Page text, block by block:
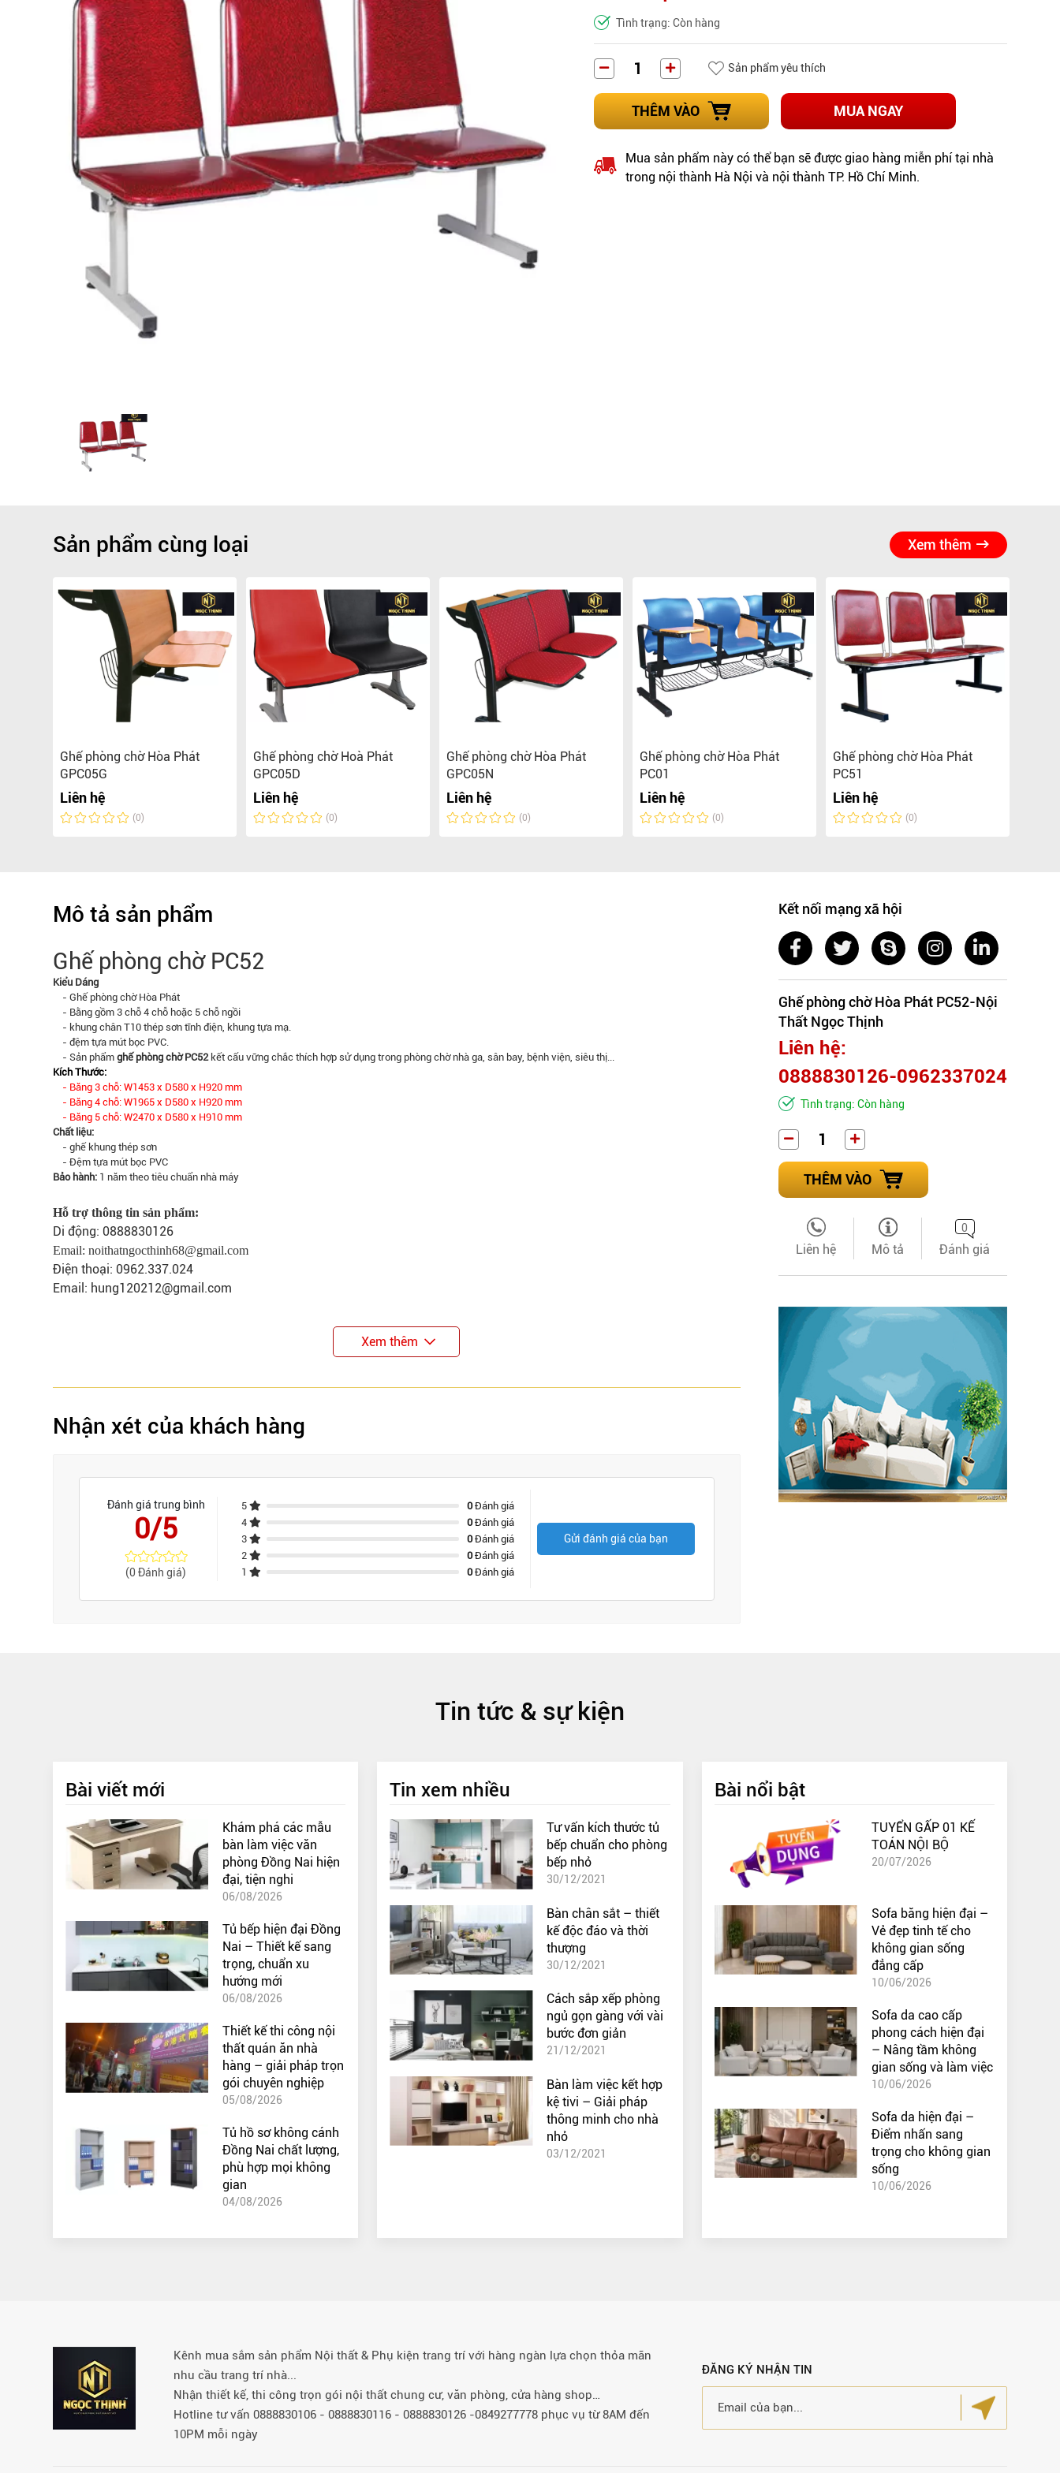
Bếp từ-Bếp hồng ngoại
Chậu rửa bát
Ray trượt – bản lề – tay nắm cửa
Phụ kiện tủ bếp dưới
Giá để bát đĩa đa năng
Giá để dao thớt
Kệ để chất tẩy rửa
Kệ gia vị
Kệ góc liên hoàn
Tình trạng: Còn hàng
Sản phẩm yêu thích
THÊM VÀO MUA NGAY
Mua sản phẩm này có thể bạn sẽ được giao hàng miễn phí tại nhà
trong nội thành Hà Nội và nội thành TP. Hồ Chí Minh.
Sản phẩm cùng loại Xem thêm
Ghế phòng chờ Hòa Phát
GPC05G
Liên hệ
(0)
Ghế phòng chờ Hoà Phát
GPC05D
Liên hệ
(0)
Ghế phòng chờ Hòa Phát
GPC05N
Liên hệ
(0)
Ghế phòng chờ Hòa Phát
PC01
Liên hệ
(0)
Ghế phòng chờ Hòa Phát
PC51
Liên hệ
(0)
Mô tả sản phẩm
Ghế phòng chờ PC52
Kiểu Dáng
- Ghế phòng chờ Hòa Phát
- Bằng gồm 3 chỗ 4 chỗ hoặc 5 chỗ ngồi
- khung chân T10 thép sơn tĩnh điện, khung tựa mạ.
- đệm tựa mút bọc PVC.
- Sản phẩm ghế phòng chờ PC52 kết cấu vững chắc thích hợp sử dụng trong phòng chờ nhà ga, sân bay, bệnh viện, siêu thị...
Kích Thước:
- Băng 3 chỗ: W1453 x D580 x H920 mm
- Băng 4 chỗ: W1965 x D580 x H920 mm
- Băng 5 chỗ: W2470 x D580 x H910 mm
Chất liệu:
- ghế khung thép sơn
- Đệm tựa mút bọc PVC
Bảo hành: 1 năm theo tiêu chuẩn nhà máy
Hỗ trợ thông tin sản phẩm:
Di động: 0888830126
Email: noithatngocthinh68@gmail.com
Điện thoại: 0962.337.024
Email: hung120212@gmail.com
Xem thêm
Nhận xét của khách hàng
Đánh giá trung bình
0/5
(0 Đánh giá)
5 0Đánh giá
4
0Đánh giá
3
0Đánh giá
2
0Đánh giá
1
0Đánh giá
Gửi đánh giá của bạn
Kết nối mạng xã hội
Ghế phòng chờ Hòa Phát PC52-Nội
Thất Ngọc Thịnh
Liên hệ:
0888830126-0962337024
Tình trạng: Còn hàng
THÊM VÀO
Liên hệ Mô tả
0
Đánh giá
Tin tức & sự kiện
Bài viết mới
Khám phá các mẫu
bàn làm việc văn
phòng Đồng Nai hiện
đại, tiện nghi
06/08/2026
Tủ bếp hiện đại Đồng
Nai – Thiết kế sang
trọng, chuẩn xu
hướng mới
06/08/2026
Thiết kế thi công nội
thất quán ăn nhà
hàng – giải pháp trọn
gói chuyên nghiệp
05/08/2026
Tủ hồ sơ không cánh
Đồng Nai chất lượng,
phù hợp mọi không
gian
04/08/2026
Tin xem nhiều
Tư vấn kích thước tủ
bếp chuẩn cho phòng
bếp nhỏ
30/12/2021
Bàn chân sắt – thiết
kế độc đáo và thời
thượng
30/12/2021
Cách sắp xếp phòng
ngủ gọn gàng với vài
bước đơn giản
21/12/2021
Bàn làm việc kết hợp
kệ tivi – Giải pháp
thông minh cho nhà
nhỏ
03/12/2021
Bài nổi bật
TUYỂN GẤP 01 KẾ
TOÁN NỘI BỘ
20/07/2026
Sofa băng hiện đại –
Vẻ đẹp tinh tế cho
không gian sống
đẳng cấp
10/06/2026
Sofa da cao cấp
phong cách hiện đại
– Nâng tầm không
gian sống và làm việc
10/06/2026
Sofa da hiện đại –
Điểm nhấn sang
trọng cho không gian
sống
10/06/2026
Kênh mua sắm sản phẩm Nội thất & Phụ kiện trang trí với hàng ngàn lựa chọn thỏa mãn
nhu cầu trang trí nhà...
Nhận thiết kế, thi công trọn gói nội thất chung cư, văn phòng, cửa hàng shop…
Hotline tư vấn 0888830106 - 0888830116 - 0888830126 -0849277778 phục vụ từ 8AM đến
10PM mỗi ngày
ĐĂNG KÝ NHẬN TIN